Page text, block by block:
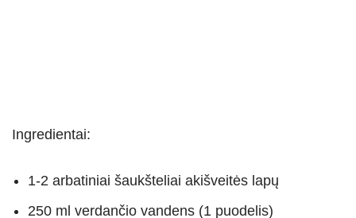
Ingredientai:
1-2 arbatiniai šaukšteliai akišveitės lapų
250 ml verdančio vandens (1 puodelis)